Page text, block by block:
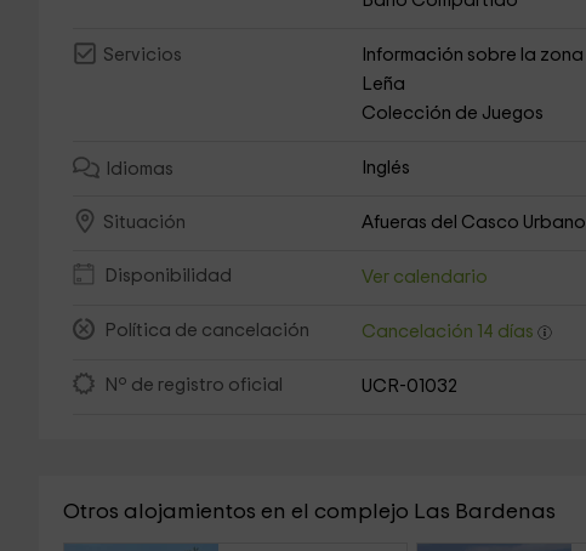
Servicios Información sobre la zona
Leña
Colección de Juegos
Idiomas Inglés
Situación Afueras del Casco Urbano
Disponibilidad Ver calendario
Política de cancelación Cancelación 14 días
Nº de registro oficial UCR-01032
Otros alojamientos en el complejo Las Bardenas